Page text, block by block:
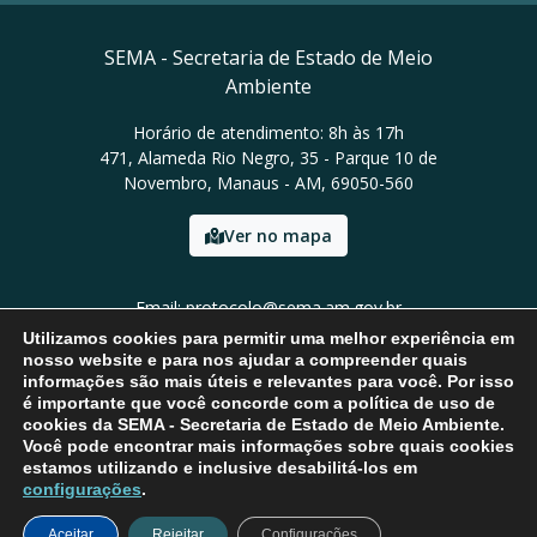
SEMA - Secretaria de Estado de Meio
Ambiente
Horário de atendimento: 8h às 17h
471, Alameda Rio Negro, 35 - Parque 10 de
Novembro, Manaus - AM, 69050-560
Ver no mapa
Email: protocolo@sema.am.gov.br
Tel: (92) 3659-1821
Utilizamos cookies para permitir uma melhor experiência em
nosso website e para nos ajudar a compreender quais
informações são mais úteis e relevantes para você. Por isso
é importante que você concorde com a política de uso de
cookies da SEMA - Secretaria de Estado de Meio Ambiente.
Você pode encontrar mais informações sobre quais cookies
estamos utilizando e inclusive desabilitá-los em
configurações.